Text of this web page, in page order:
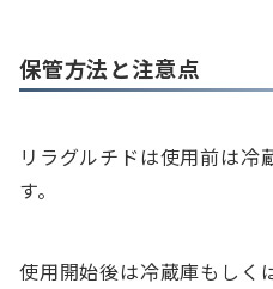
保管方法と注意点
リラグルチドは使用前は
す。
使用開始後は冷蔵庫もし